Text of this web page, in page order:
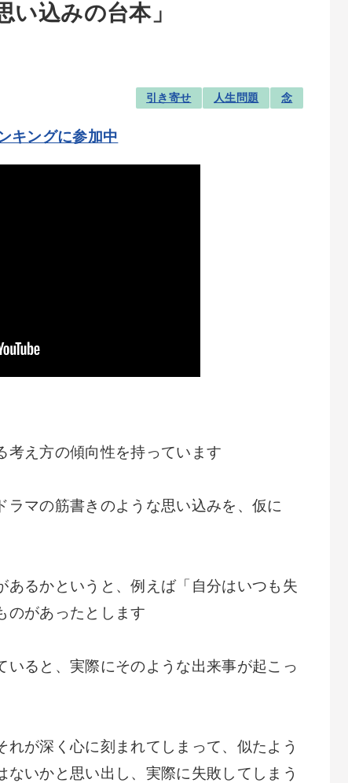
込みの台本」
引き寄せ 人生問題 念
キングに参加中
考え方の傾向性を持っています
マの筋書きのような思い込みを、仮に
るかというと、例えば「自分はいつも失
のがあったとします
ると、実際にそのような出来事が起こっ
が深く心に刻まれてしまって、似たよう
いかと思い出し、実際に失敗してしまう